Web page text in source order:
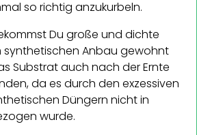
so richtig anzukurbeln.
Du große und dichte
synthetischen Anbau gewohnt
Substrat auch nach der Ernte
da es durch den exzessiven
Düngern nicht in
wurde.